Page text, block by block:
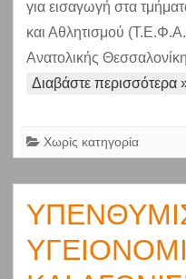
για εισαγωγή στα
και Αθλητισμού
Ανατολικής
Διαβάστε περισσότερα
Χωρίς κατηγορία